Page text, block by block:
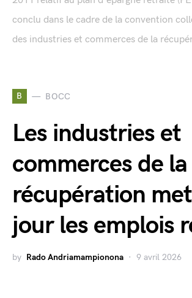
conclu dans le cadre de la convention
des industries et commerces de la
B BOCC
Les industries et
commerces de la
récupération
jour les emplois
by Rado Andriamampionona 9 avril 2026